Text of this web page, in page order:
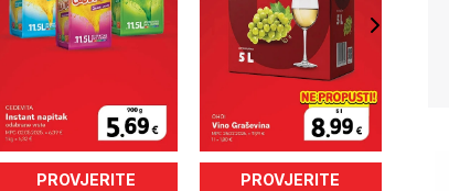
PROVJERITE
PROVJERITE